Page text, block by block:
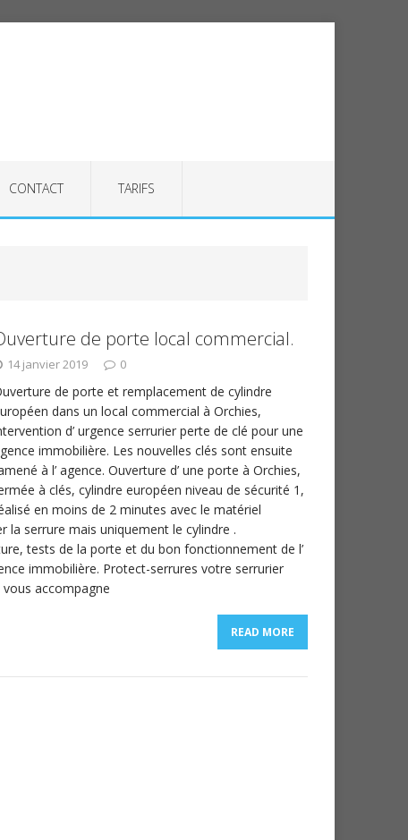
CONTACT TARIFS
de porte local commercial.
14 janvier 2019 0
de porte et remplacement de cylindre
dans un local commercial à Orchies,
d’ urgence serrurier perte de clé pour une
immobilière. Les nouvelles clés sont ensuite
à l’ agence. Ouverture d’ une porte à Orchies,
à clés, cylindre européen niveau de sécurité 1,
en moins de 2 minutes avec le matériel
serrure mais uniquement le cylindre .
tests de la porte et du bon fonctionnement de l’
immobilière. Protect-serrures votre serrurier
accompagne
READ MORE